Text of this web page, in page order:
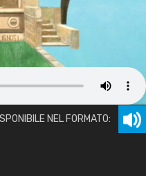
NEL FORMATO: